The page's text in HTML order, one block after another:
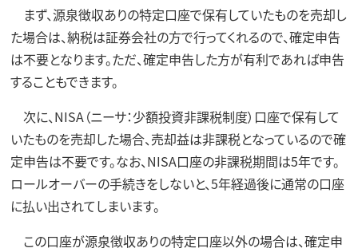
まず、源泉徴収ありの特定口座で保有していたものを売却し
た場合は、納税は証券会社の方で行ってくれるので、確定申告
は不要となります。ただ、確定申告した方が有利であれば申告
することもできます。
次に、NISA（ニーサ：少額投資非課税制度）口座で保有して
いたものを売却した場合、売却益は非課税となっているので確
定申告は不要です。なお、NISA口座の非課税期間は5年です。
ロールオーバーの手続きをしないと、5年経過後に通常の口座
に払い出されてしまいます。
この口座が源泉徴収ありの特定口座以外の場合は、確定申